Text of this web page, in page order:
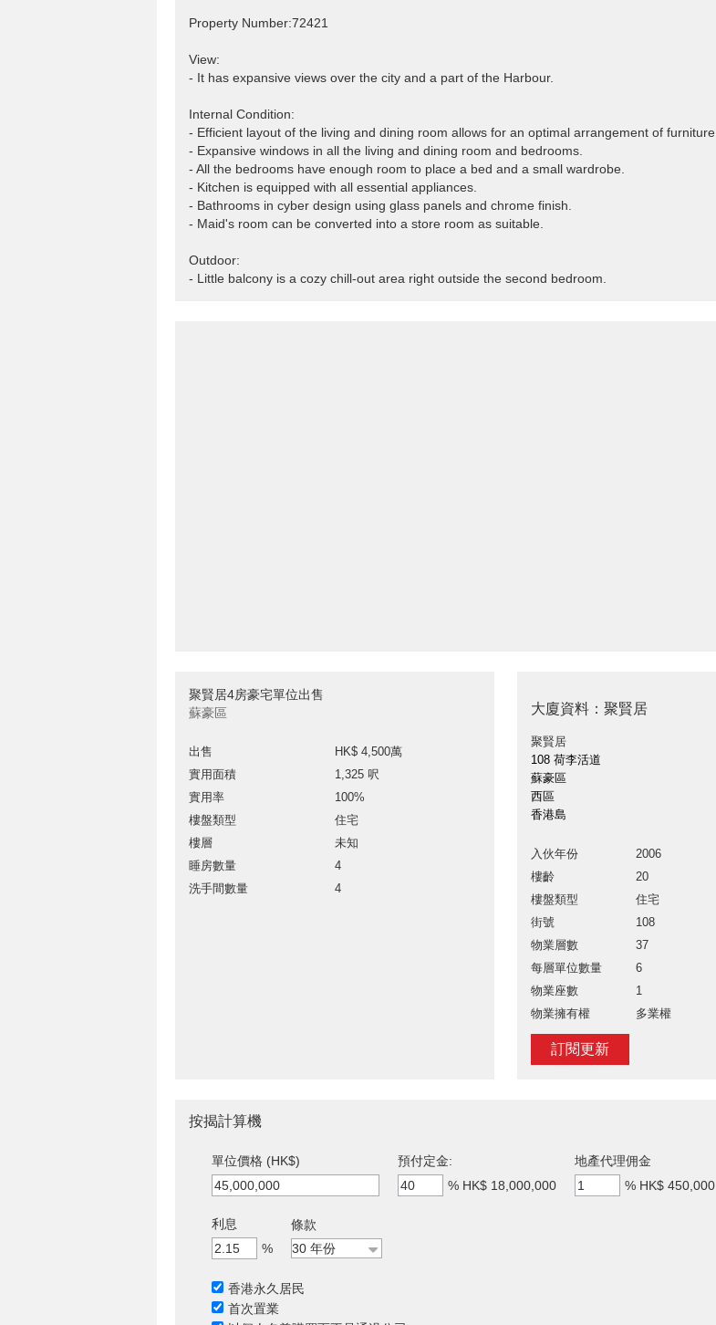
Property Number:72421
View:
- It has expansive views over the city and a part of the Harbour.
Internal Condition:
- Efficient layout of the living and dining room allows for an optimal arrangement of furniture.
- Expansive windows in all the living and dining room and bedrooms.
- All the bedrooms have enough room to place a bed and a small wardrobe.
- Kitchen is equipped with all essential appliances.
- Bathrooms in cyber design using glass panels and chrome finish.
- Maid's room can be converted into a store room as suitable.
Outdoor:
- Little balcony is a cozy chill-out area right outside the second bedroom.
聚賢居4房豪宅單位出售
蘇豪區
出售
HK$ 4,500萬
實用面積
1,325 呎
實用率
100%
樓盤類型
住宅
樓層
未知
睡房數量
4
洗手間數量
4
大廈資料：聚賢居
聚賢居
108 荷李活道
蘇豪區
西區
香港島
入伙年份
2006
樓齡
20
樓盤類型
住宅
街號
108
物業層數
37
每層單位數量
6
物業座數
1
物業擁有權
多業權
訂閱更新
按揭計算機
單位價格 (HK$)
預付定金:
% HK$ 18,000,000
地產代理佣金
% HK$ 450,000
利息
%
條款
香港永久居民
首次置業